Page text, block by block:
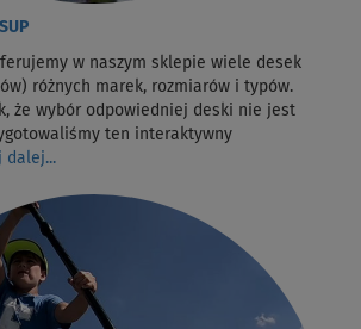
w naszym sklepie wiele desek
różnych marek, rozmiarów i typów.
że wybór odpowiedniej deski nie jest
ten interaktywny
dalej...